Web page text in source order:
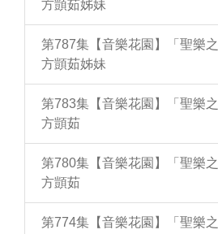
方顗茹姊妹
第787集【音樂花園】「聖樂
方顗茹姊妹
第783集【音樂花園】「聖樂
方顗茹
第780集【音樂花園】「聖樂
方顗茹
第774集【音樂花園】「聖樂